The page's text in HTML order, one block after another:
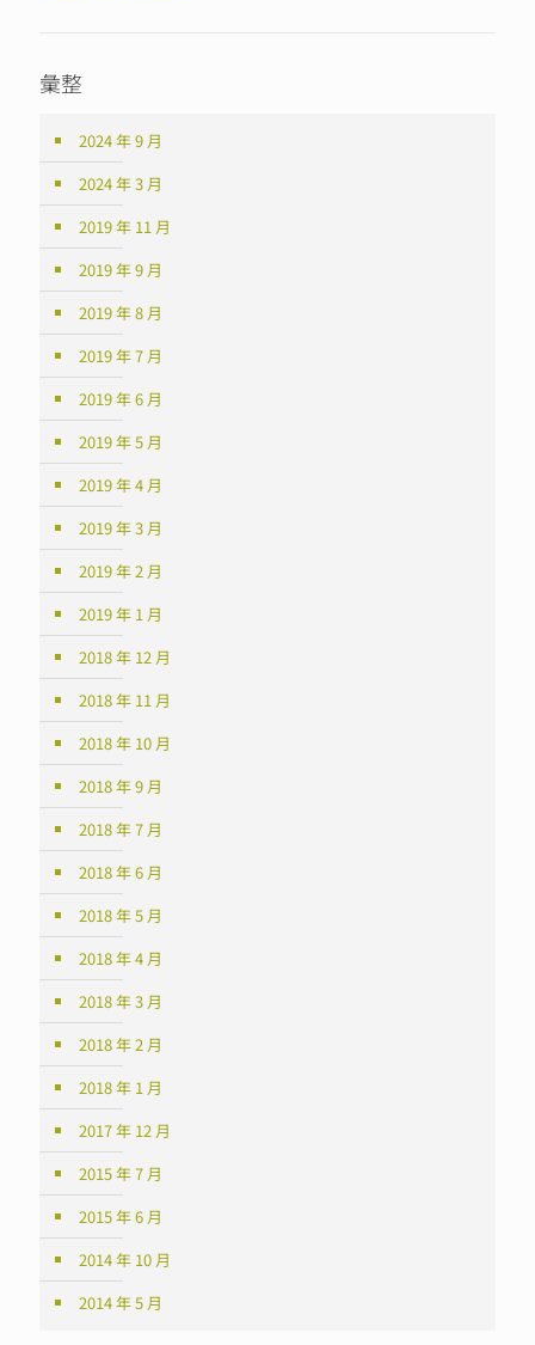
彙整
2024 年 9 月
2024 年 3 月
2019 年 11 月
2019 年 9 月
2019 年 8 月
2019 年 7 月
2019 年 6 月
2019 年 5 月
2019 年 4 月
2019 年 3 月
2019 年 2 月
2019 年 1 月
2018 年 12 月
2018 年 11 月
2018 年 10 月
2018 年 9 月
2018 年 7 月
2018 年 6 月
2018 年 5 月
2018 年 4 月
2018 年 3 月
2018 年 2 月
2018 年 1 月
2017 年 12 月
2015 年 7 月
2015 年 6 月
2014 年 10 月
2014 年 5 月